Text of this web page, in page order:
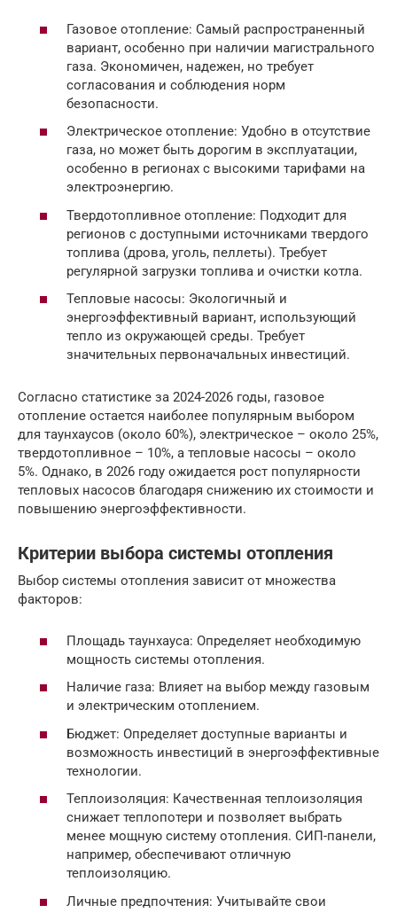
Газовое отопление: Самый распространенный
вариант, особенно при наличии магистрального
газа. Экономичен, надежен, но требует
согласования и соблюдения норм
безопасности.
Электрическое отопление: Удобно в отсутствие
газа, но может быть дорогим в эксплуатации,
особенно в регионах с высокими тарифами на
электроэнергию.
Твердотопливное отопление: Подходит для
регионов с доступными источниками твердого
топлива (дрова, уголь, пеллеты). Требует
регулярной загрузки топлива и очистки котла.
Тепловые насосы: Экологичный и
энергоэффективный вариант, использующий
тепло из окружающей среды. Требует
значительных первоначальных инвестиций.
Согласно статистике за 2024-2026 годы, газовое
отопление остается наиболее популярным выбором
для таунхаусов (около 60%), электрическое – около 25%,
твердотопливное – 10%, а тепловые насосы – около
5%. Однако, в 2026 году ожидается рост популярности
тепловых насосов благодаря снижению их стоимости и
повышению энергоэффективности.
Критерии выбора системы отопления
Выбор системы отопления зависит от множества
факторов:
Площадь таунхауса: Определяет необходимую
мощность системы отопления.
Наличие газа: Влияет на выбор между газовым
и электрическим отоплением.
Бюджет: Определяет доступные варианты и
возможность инвестиций в энергоэффективные
технологии.
Теплоизоляция: Качественная теплоизоляция
снижает теплопотери и позволяет выбрать
менее мощную систему отопления. СИП-панели,
например, обеспечивают отличную
теплоизоляцию.
Личные предпочтения: Учитывайте свои